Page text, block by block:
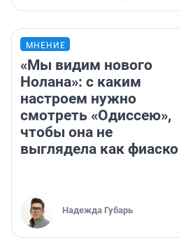
МНЕНИЕ
«Мы видим нового
Нолана»: с каким
настроем нужно
смотреть «Одиссею»,
чтобы она не
выглядела как фиаско
Надежда Губарь